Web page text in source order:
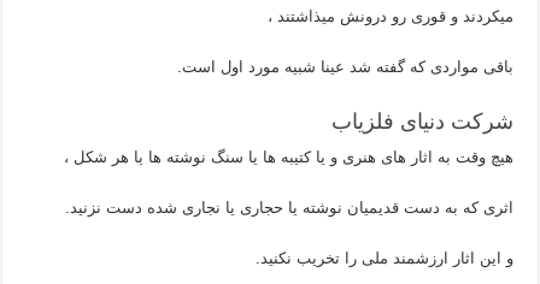
میکردند و قوری رو درونش میذاشتند ،
باقی مواردی که گفته شد عینا شبیه مورد اول است.
شرکت دنیای فلزیاب
هیچ وقت به اثار های هنری و یا کتیبه ها یا سنگ نوشته ها یا هر شکل ،
اثری که به دست قدیمیان نوشته یا حجاری یا نجاری شده دست نزنید.
و این اثار ارزشمند ملی را تخریب نکنید.